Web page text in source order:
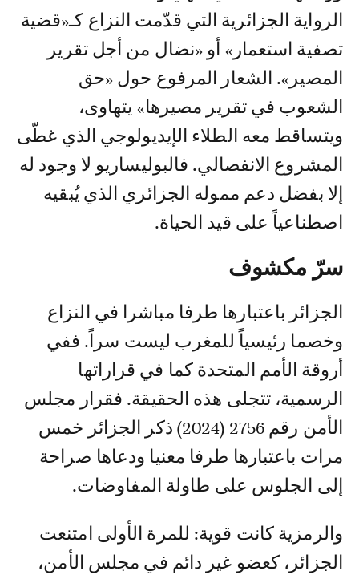
الرواية الجزائرية التي قدّمت النزاع كـ«قضية
تصفية استعمار» أو «نضال من أجل تقرير
المصير». الشعار المرفوع حول «حق
الشعوب في تقرير مصيرها» يتهاوى،
ويتساقط معه الطلاء الإيديولوجي الذي غطّى
المشروع الانفصالي. فالبوليساريو لا وجود له
إلا بفضل دعم مموله الجزائري الذي يُبقيه
اصطناعياً على قيد الحياة.
سرّ مكشوف
الجزائر باعتبارها طرفا مباشرا في النزاع
وخصما رئيسياً للمغرب ليست سراً. ففي
أروقة الأمم المتحدة كما في قراراتها
الرسمية، تتجلى هذه الحقيقة. فقرار مجلس
الأمن رقم 2756 (2024) ذكر الجزائر خمس
مرات باعتبارها طرفا معنيا ودعاها صراحة
إلى الجلوس على طاولة المفاوضات.
والرمزية كانت قوية: للمرة الأولى امتنعت
الجزائر، كعضو غير دائم في مجلس الأمن،